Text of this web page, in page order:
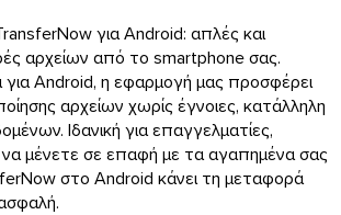
για Android: απλές και
αρχείων από το smartphone σας.
για Android, η εφαρμογή μας προσφέρει
αρχείων χωρίς έγνοιες, κατάλληλη
Ιδανική για επαγγελματίες,
να μένετε σε επαφή με τα αγαπημένα σας
στο Android κάνει τη μεταφορά